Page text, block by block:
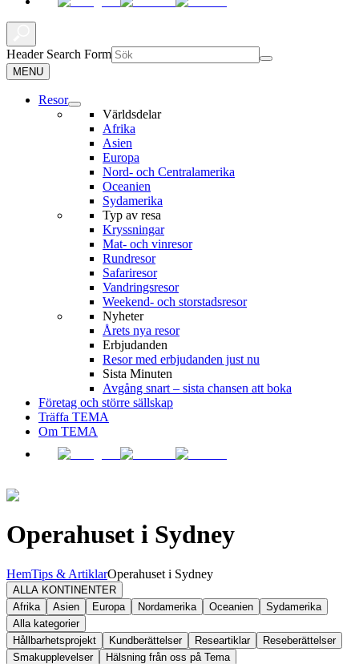
Header Search Form
MENU
Resor
Världsdelar
Afrika
Asien
Europa
Nord- och Centralamerika
Oceanien
Sydamerika
Typ av resa
Kryssningar
Mat- och vinresor
Rundresor
Safariresor
Vandringsresor
Weekend- och storstadsresor
Nyheter
Årets nya resor
Erbjudanden
Resor med erbjudanden just nu
Sista Minuten
Avgång snart – sista chansen att boka
Företag och större sällskap
Träffa TEMA
Om TEMA
Operahuset i Sydney
HemTips & ArtiklarOperahuset i Sydney
ALLA KONTINENTER
Afrika
Asien Europa Nordamerika Oceanien
Sydamerika
Alla kategorier
Hållbarhetsprojekt
Kundberättelser Researtiklar
Reseberättelser
Smakupplevelser
Hälsning från oss på Tema